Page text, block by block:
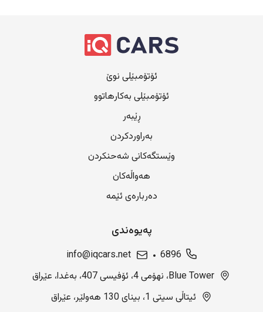
ئۆتۆمبێلی نوێ
ئۆتۆمبێلی بەکارهاتوو
ڕێبەر
بەراوردکردن
وێستگەکانی شەحنکردن
هەواڵەکان
دەربارەی ئێمە
پەیوەندی
6896
info@iqcars.net
Blue Tower، نهۆمی 4، ئۆفیسی 407، بەغدا، عێراق
ئیتاڵی سیتی 1، بینای 130 هەولێر، عێراق